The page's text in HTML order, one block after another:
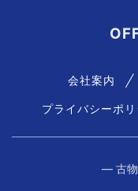
会社案内
プライバシーポリ
― 古物